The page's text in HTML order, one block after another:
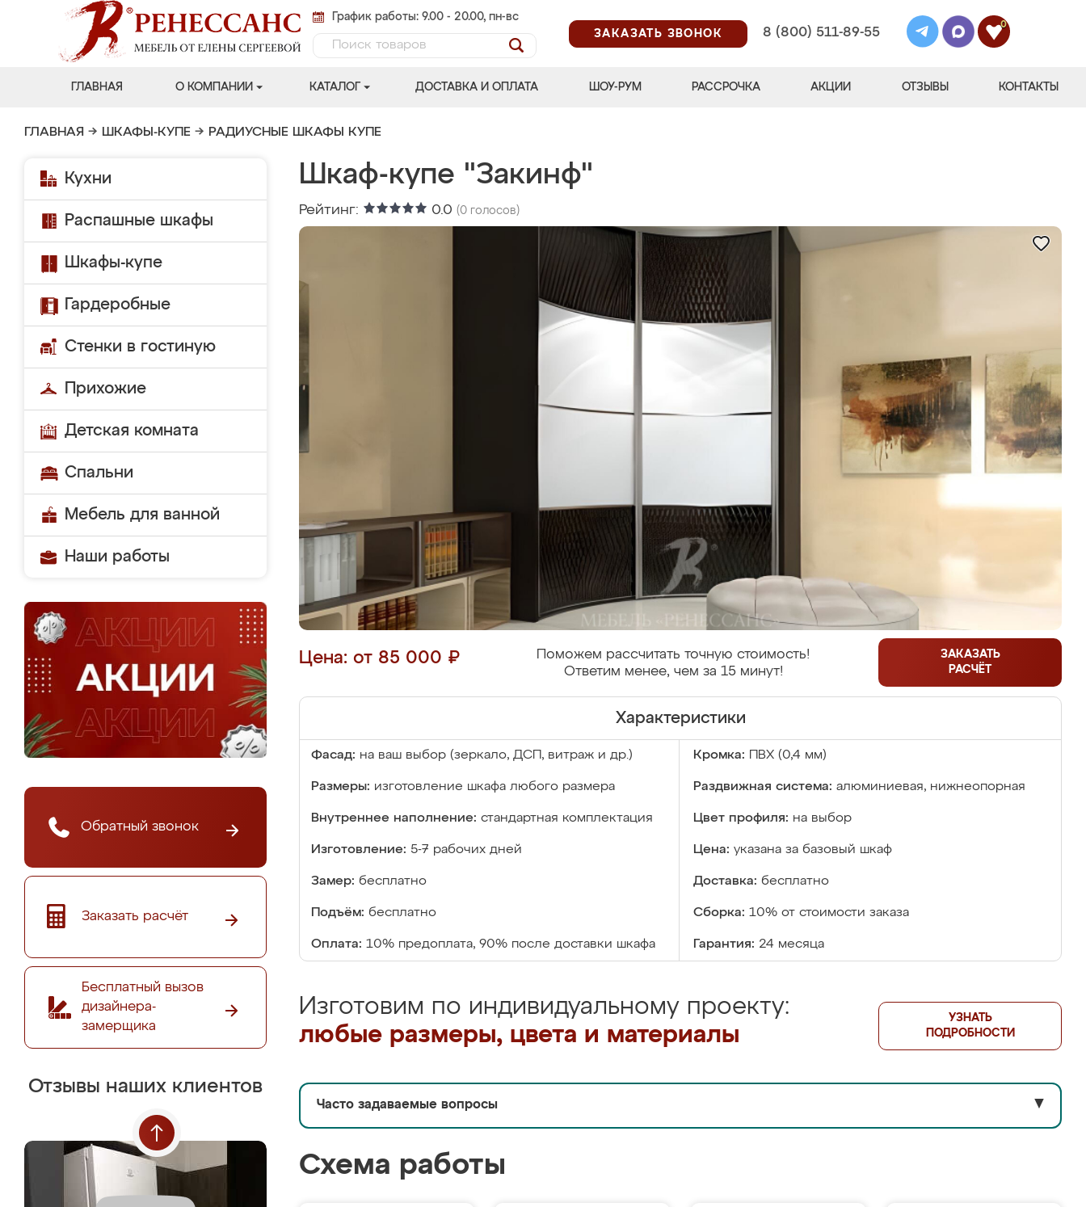
График работы: 9.00 - 20.00, пн-вс
ЗАКАЗАТЬ ЗВОНОК
8 (800) 511-89-55
0
ГЛАВНАЯ О КОМПАНИИ КАТАЛОГ ДОСТАВКА И ОПЛАТА ШОУ-РУМ РАССРОЧКА АКЦИИ ОТЗЫВЫ КОНТАКТЫ
ГЛАВНАЯ → ШКАФЫ-КУПЕ → РАДИУСНЫЕ ШКАФЫ КУПЕ
Кухни
Распашные шкафы
Шкафы-купе
Гардеробные
Стенки в гостиную
Прихожие
Детская комната
Спальни
Мебель для ванной
Наши работы
Обратный звонок
Заказать расчёт
Бесплатный вызов
дизайнера-
замерщика
Отзывы наших клиентов
Шкаф-купе "Закинф"
Рейтинг: 0.0 (0 голосов)
Цена: от 85 000 ₽
Поможем рассчитать точную стоимость!
Ответим менее, чем за 15 минут!
ЗАКАЗАТЬ
РАСЧЁТ
Характеристики
Фасад: на ваш выбор (зеркало, ДСП, витраж и др.) Кромка: ПВХ (0,4 мм)
Размеры: изготовление шкафа любого размера Раздвижная система: алюминиевая, нижнеопорная
Внутреннее наполнение: стандартная комплектация Цвет профиля: на выбор
Изготовление: 5-7 рабочих дней Цена: указана за базовый шкаф
Замер: бесплатно Доставка: бесплатно
Подъём: бесплатно Сборка: 10% от стоимости заказа
Оплата: 10% предоплата, 90% после доставки шкафа Гарантия: 24 месяца
Изготовим по индивидуальному проекту:
любые размеры, цвета и материалы
УЗНАТЬ
ПОДРОБНОСТИ
Часто задаваемые вопросы ▼
Схема работы